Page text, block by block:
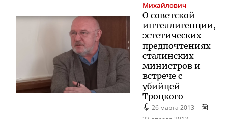
Михайлович
О советской
интеллигенции,
эстетических
предпочтениях
сталинских
министров и
встрече с
убийцей
Троцкого
26 марта 2013